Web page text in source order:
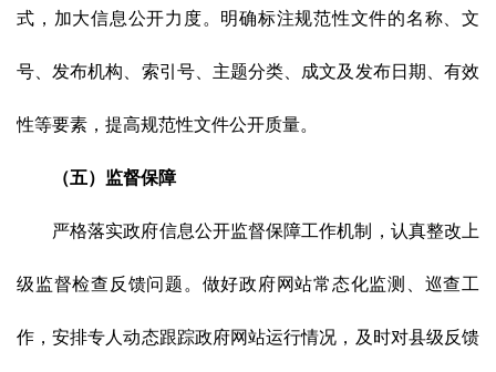
式，加大信息公开力度。明确标注规范性文件的名称、文
号、发布机构、索引号、主题分类、成文及发布日期、有效
性等要素，提高规范性文件公开质量。
（五）监督保障
严格落实政府信息公开监督保障工作机制，认真整改上
级监督检查反馈问题。做好政府网站常态化监测、巡查工
作，安排专人动态跟踪政府网站运行情况，及时对县级反馈